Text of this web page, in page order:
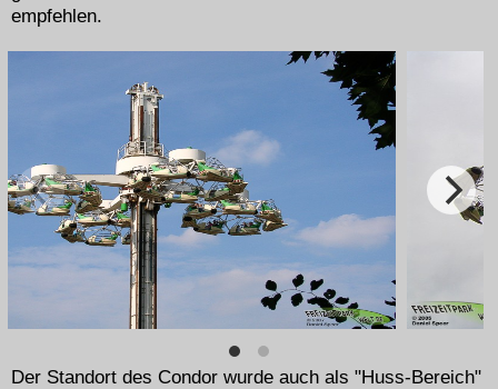
empfehlen.
Der Standort des Condor wurde auch als "Huss-Bereich"